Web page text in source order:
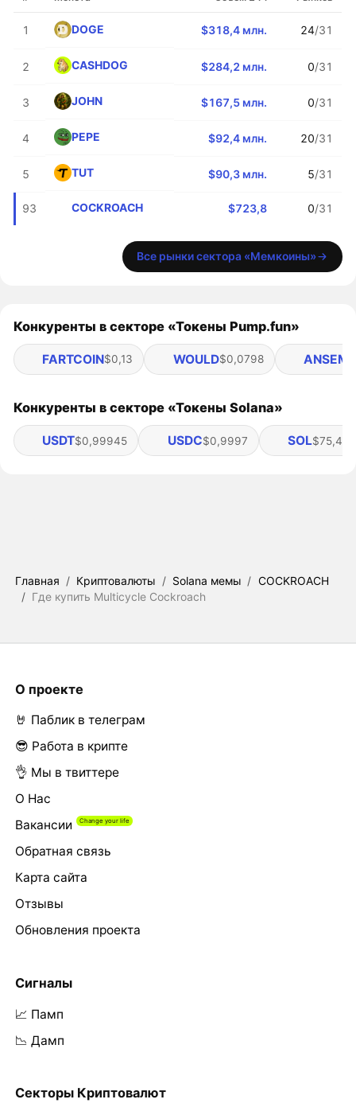
1 DOGE $318,4 млн. 24/31
2 CASHDOG $284,2 млн. 0/31
3 JOHN $167,5 млн. 0/31
4 PEPE $92,4 млн. 20/31
5 TUT $90,3 млн. 5/31
93 COCKROACH $723,8 0/31
Все рынки сектора «Мемкоины»
Конкуренты в секторе «Токены Pump.fun»
FARTCOIN$0,13 WOULD$0,0798 ANSEM
Конкуренты в секторе «Токены Solana»
USDT$0,99945 USDC$0,9997 SOL$75,42
Главная / Криптовалюты / Solana мемы / COCKROACH
/ Где купить Multicycle Cockroach
О проекте
🤘 Паблик в телеграм
😎 Работа в крипте
👌 Мы в твиттере
О Нас
Вакансии
Обратная связь
Карта сайта
Отзывы
Обновления проекта
Сигналы
📈 Памп
📉 Дамп
Секторы Криптовалют